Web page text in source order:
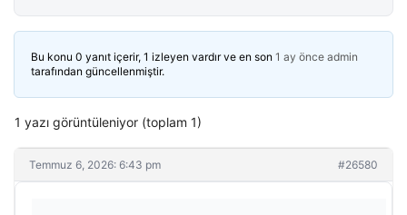
Bu konu 0 yanıt içerir, 1 izleyen vardır ve en son 1 ay önce admin
tarafından güncellenmiştir.
1 yazı görüntüleniyor (toplam 1)
Temmuz 6, 2026: 6:43 pm #26580